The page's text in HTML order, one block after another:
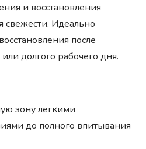
и восстановления
Идеально
после
долгого рабочего дня.
зону легкими
до полного впитывания